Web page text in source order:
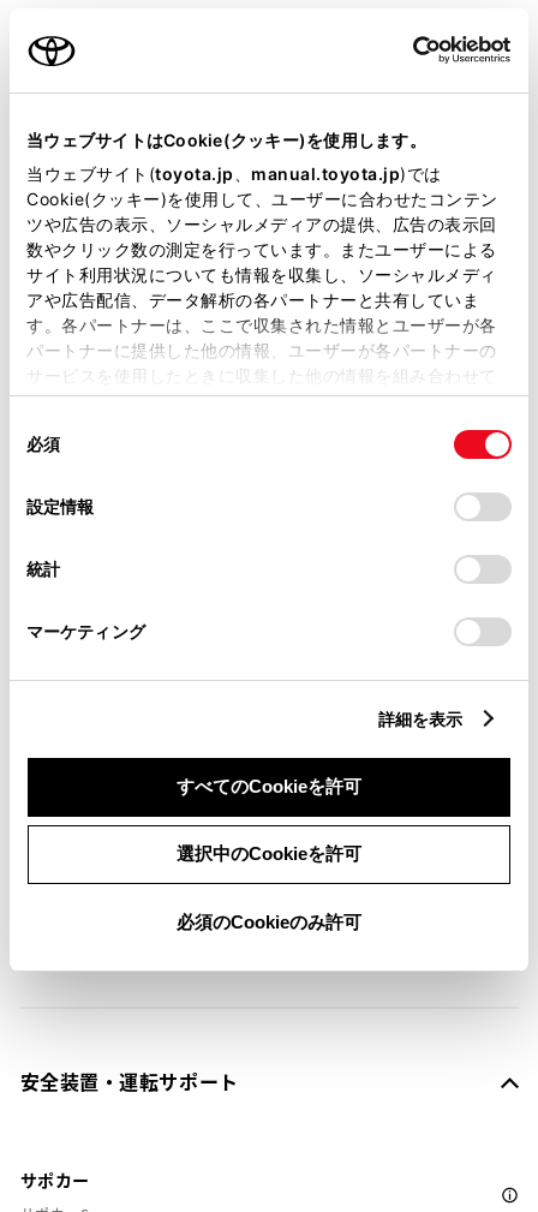
当ウェブサイトはCookie(クッキー)を使用します。
当ウェブサイト(toyota.jp manual.toyota.jp)では
Cookie(クッキー)を使用して、ユーザーに合わせたコンテン
ツや広告の表示、ソーシャルメディアの提供、広告の表示回
数やクリック数の測定を行っています。またユーザーによる
サイト利用状況についても情報を収集し、ソーシャルメディ
アや広告配信、データ解析の各パートナーと共有していま
す。各パートナーは、ここで収集された情報とユーザーが各
パートナーに提供した他の情報、ユーザーが各パートナーの
サービスを使用したときに収集した他の情報を組み合わせて
使用することがあります。当ウェブサイトの使用を続行する
デバイスにすべてのCookie(クッキー)が保存されることに同
意したことになります。Cookie(クッキー)のオプトアウト、
設定の変更、同意を撤回したりするにあたっては、当社の
「Cookie（クッキー）情報の取り扱いについて
」をご覧くだ
必須
設定情報
統計
マーケティング
詳細を表示
すべてのCookieを許可
選択中のCookieを許可
必須のCookieのみ許可
装備・仕様
装備説明/用語解説
基本装備
パワステ
パワーウィンドウ
ABS
キーレス
ETC
※ セットアップ費用は別途申し受けます
安全装置・運転サポート
サポカー